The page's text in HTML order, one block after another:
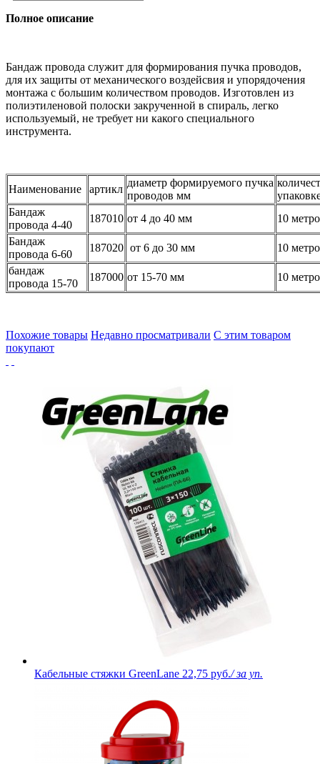
Полное описание
Бандаж провода служит для формирования пучка проводов,
для их защиты от механического воздейсвия и упорядочения
монтажа с большим количеством проводов. Изготовлен из
полиэтиленовой полоски закрученной в спираль, легко
используемый, не требует ни какого специального
инструмента.
Наименование артикл
диаметр формируемого пучка
проводов мм
Бандаж
провода 4-40
187010 от 4 до 40 мм
10
Бандаж
провода 6-60
187020 от 6 до 30 мм
10
бандаж
провода 15-70
187000 от 15-70 мм 10
Похожие товары Недавно просматривали С этим товаром
покупают
Кабельные стяжки GreenLane 22,75 руб./ за уп.